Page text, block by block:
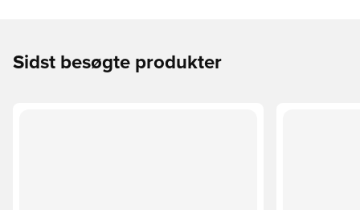
Sidst besøgte produkter